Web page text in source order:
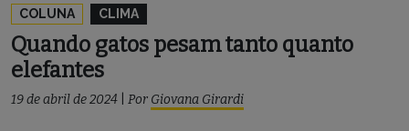
COLUNA CLIMA
Quando gatos pesam tanto quanto
elefantes
19 de abril de 2024 Por Giovana Girardi